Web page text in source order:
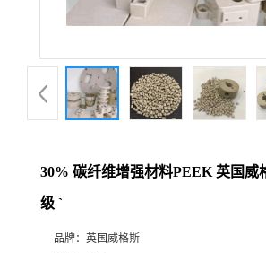
30% 碳纤维增强材料PEEK 英国威
级 `
品牌： 英国威格斯